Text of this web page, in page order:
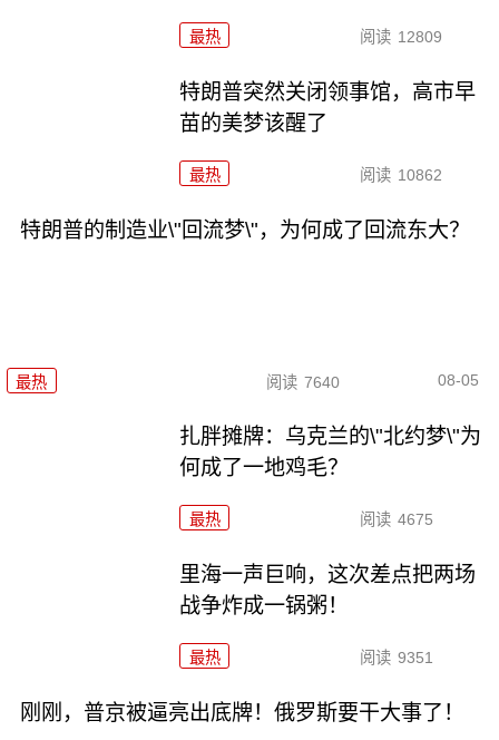
最热 阅读 12809
特朗普突然关闭领事馆，高市早
苗的美梦该醒了
最热 阅读 10862
特朗普的制造业\"回流梦\"，为何成了回流东大？
最热 阅读 7640 08-05
扎胖摊牌：乌克兰的\"北约梦\"为
何成了一地鸡毛？
最热 阅读 4675
里海一声巨响，这次差点把两场
战争炸成一锅粥！
最热 阅读 9351
刚刚，普京被逼亮出底牌！俄罗斯要干大事了！